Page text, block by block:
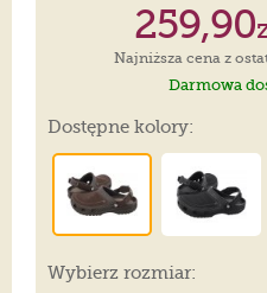
259,90
Najniższa cena z
Darmowa
Dostępne kolory:
Wybierz rozmiar: